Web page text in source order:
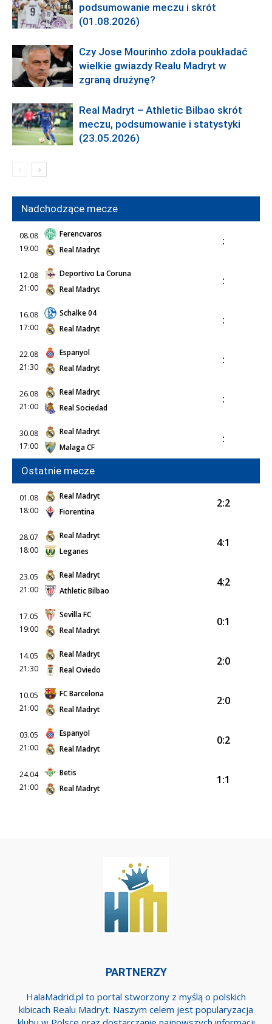
podsumowanie meczu i skrót
(01.08.2026)
Czy Jose Mourinho zdoła poukładać
wielkie gwiazdy Realu Madryt w
zgraną drużynę?
Real Madryt – Athletic Bilbao skrót
meczu, podsumowanie i statystyki
(23.05.2026)
Nadchodzące mecze
08.08
19:00
Ferencvaros
Real Madryt
:
12.08
21:00
Deportivo La Coruna
Real Madryt
:
16.08
17:00
Schalke 04
Real Madryt
:
22.08
21:30
Espanyol
Real Madryt
:
26.08
21:00
Real Madryt
Real Sociedad
:
30.08
17:00
Real Madryt
Malaga CF
:
Ostatnie mecze
01.08
18:00
Real Madryt
Fiorentina
2:2
28.07
18:00
Real Madryt
Leganes
4:1
23.05
21:00
Real Madryt
Athletic Bilbao
4:2
17.05
19:00
Sevilla FC
Real Madryt
0:1
14.05
21:30
Real Madryt
Real Oviedo
2:0
10.05
21:00
FC Barcelona
Real Madryt
2:0
03.05
21:00
Espanyol
Real Madryt
0:2
24.04
21:00
Betis
Real Madryt
1:1
PARTNERZY
HalaMadrid.pl to portal stworzony z myślą o polskich
kibicach Realu Madryt. Naszym celem jest popularyzacja